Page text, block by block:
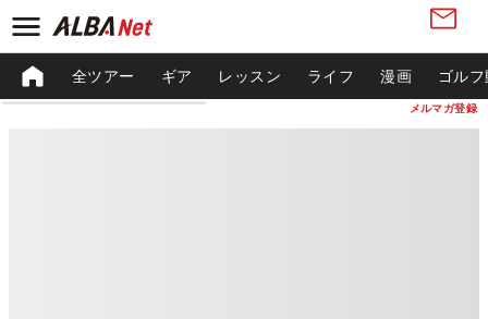
メルマガ登録
全ツアー ギア レッスン ライフ 漫画 ゴル